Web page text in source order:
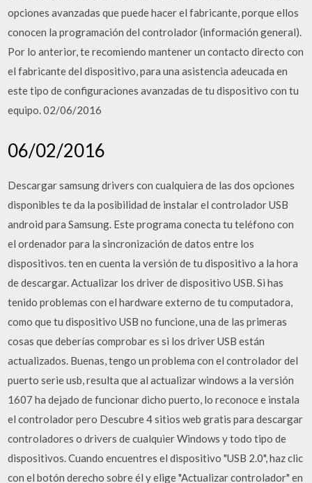
opciones avanzadas que puede hacer el fabricante, porque ellos
conocen la programación del controlador (información general).
Por lo anterior, te recomiendo mantener un contacto directo con
el fabricante del dispositivo, para una asistencia adeucada en
este tipo de configuraciones avanzadas de tu dispositivo con tu
equipo. 02/06/2016
06/02/2016
Descargar samsung drivers con cualquiera de las dos opciones
disponibles te da la posibilidad de instalar el controlador USB
android para Samsung. Este programa conecta tu teléfono con
el ordenador para la sincronización de datos entre los
dispositivos. ten en cuenta la versión de tu dispositivo a la hora
de descargar. Actualizar los driver de dispositivo USB. Si has
tenido problemas con el hardware externo de tu computadora,
como que tu dispositivo USB no funcione, una de las primeras
cosas que deberías comprobar es si los driver USB están
actualizados. Buenas, tengo un problema con el controlador del
puerto serie usb, resulta que al actualizar windows a la versión
1607 ha dejado de funcionar dicho puerto, lo reconoce e instala
el controlador pero Descubre 4 sitios web gratis para descargar
controladores o drivers de cualquier Windows y todo tipo de
dispositivos. Cuando encuentres el dispositivo "USB 2.0", haz clic
con el botón derecho sobre él y elige "Actualizar controlador" en